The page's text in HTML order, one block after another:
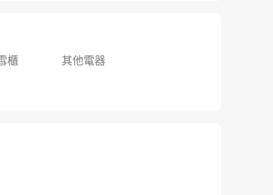
櫃 其他電器